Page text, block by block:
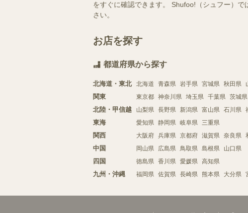
をすぐに確認できます。 Shufoo!（シュフー）
さい。
お店を探す
都道府県から探す
北海道・東北 北海道 青森県 岩手県 宮城県 秋田県
関東 東京都 神奈川県 埼玉県 千葉県 茨城県
北陸・甲信越 山梨県 長野県 新潟県 富山県 石川県
東海 愛知県 静岡県 岐阜県 三重県
関西 大阪府 兵庫県 京都府 滋賀県 奈良県
中国 岡山県 広島県 鳥取県 島根県 山口県
四国 徳島県 香川県 愛媛県 高知県
九州・沖縄 福岡県 佐賀県 長崎県 熊本県 大分県